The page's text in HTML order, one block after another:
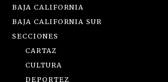
BAJA CALIFORNIA
BAJA CALIFORNIA SUR
SECCIONES
CARTAZ
CULTURA
DEPORTEZ